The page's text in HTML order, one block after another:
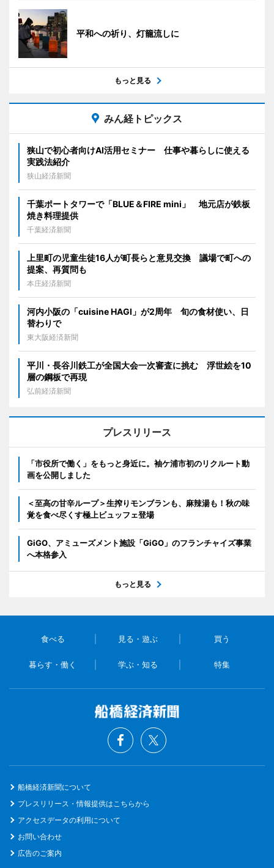
平和への祈り、灯籠流しに
もっと見る
みん経トピックス
狭山で初心者向けAI活用セミナー 仕事や暮らしに使える
実践法紹介
狭山経済新聞
千葉ポートタワーで「BLUE＆FIRE mini」 地元店が鉄板
焼き料理提供
千葉経済新聞
上里町の児童生徒16人が町長らと意見交換 議場で町への
提案、再質問も
本庄経済新聞
河内小阪の「cuisine HAGI」が2周年 旬の食材使い、日
替わりで
東大阪経済新聞
平川・長谷川鉄工が全国大会一次審査に挑む 浮世絵を10
層の鋼板で再現
弘前経済新聞
プレスリリース
「市役所で働く」をもっと身近に。袖ケ浦市初のリクルート動
画を公開しました
＜至高の甘辛ループ＞生搾りモンブランも、麻辣湯も！秋の味
覚を食べ尽くす極上ビュッフェ登場
GiGO、アミューズメント施設「GiGO」のフランチャイズ事業
へ本格参入
もっと見る
食べる 見る・遊ぶ 買う
暮らす・働く 学ぶ・知る 特集
船橋経済新聞について
プレスリリース・情報提供はこちらから
アクセスデータの利用について
お問い合わせ
広告のご案内